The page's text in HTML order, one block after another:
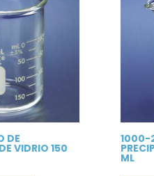
DE
VIDRIO 150
1000-
ML